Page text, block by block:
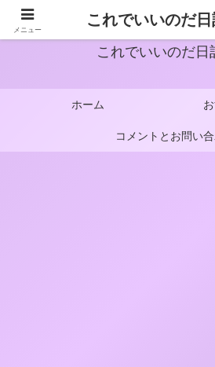
これでいいのだ日
ホーム
コメントとお問い
メニュー
これでいいのだ